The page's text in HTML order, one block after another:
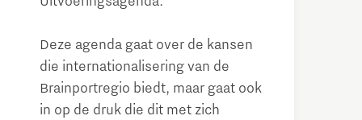
Deze agenda gaat over de kansen
die internationalisering van de
Brainportregio biedt, maar gaat ook
in op de druk die dit met zich